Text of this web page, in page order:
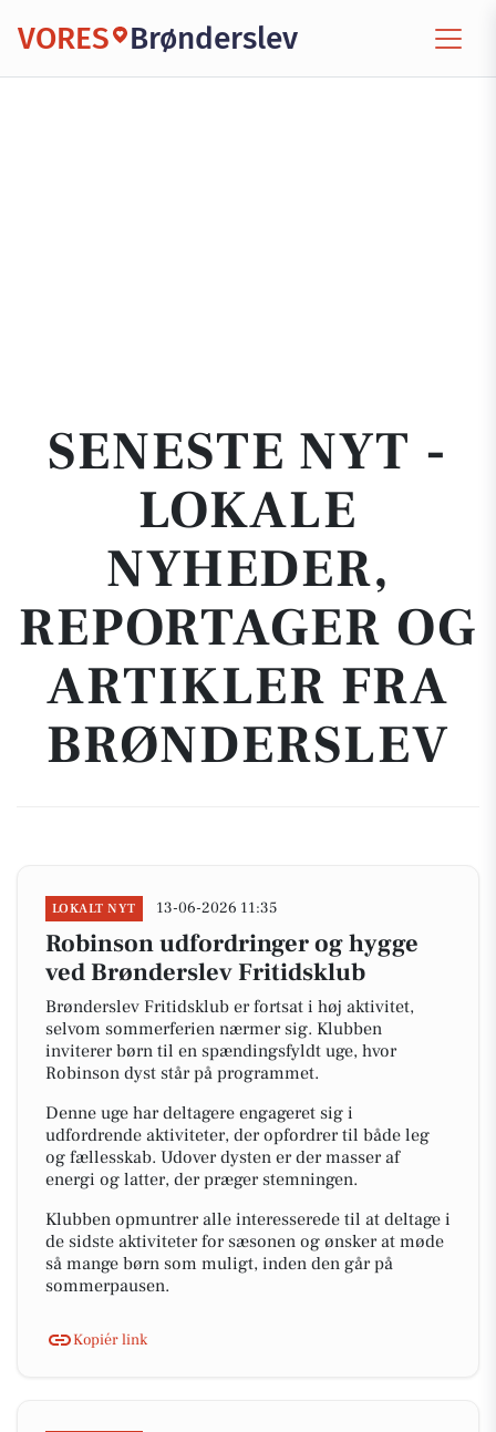
VORES Brønderslev
SENESTE NYT -
LOKALE
NYHEDER,
REPORTAGER OG
ARTIKLER FRA
BRØNDERSLEV
LOKALT NYT 13-06-2026 11:35
Robinson udfordringer og hygge
ved Brønderslev Fritidsklub
Brønderslev Fritidsklub er fortsat i høj aktivitet,
selvom sommerferien nærmer sig. Klubben
inviterer børn til en spændingsfyldt uge, hvor
Robinson dyst står på programmet.
Denne uge har deltagere engageret sig i
udfordrende aktiviteter, der opfordrer til både leg
og fællesskab. Udover dysten er der masser af
energi og latter, der præger stemningen.
Klubben opmuntrer alle interesserede til at deltage i
de sidste aktiviteter for sæsonen og ønsker at møde
så mange børn som muligt, inden den går på
sommerpausen.
Kopiér link